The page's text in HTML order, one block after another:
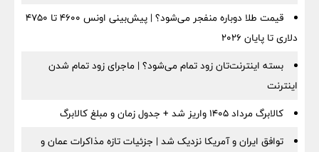
قیمت طلا دوباره منفجر می‌شود؟ | پیش‌بینی اونس ۴۶۰۰ تا ۴۷۵۰
دلاری تا پایان ۲۰۲۶
بسته اینترنت‌تان زود تمام می‌شود؟ | ماجرای زود تمام شدن
اینترنت
کالابرگ مرداد ۱۴۰۵ واریز شد + جدول زمان و مبلغ کالابرگ
توافق ایران و آمریکا نزدیک شد | جزئیات تازه مذاکرات عمان و